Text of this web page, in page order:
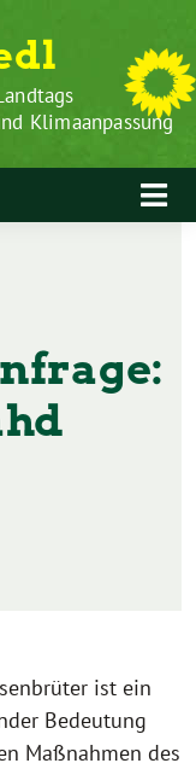
Klimaanpassung
ist ein
Bedeutung
Maßnahmen des